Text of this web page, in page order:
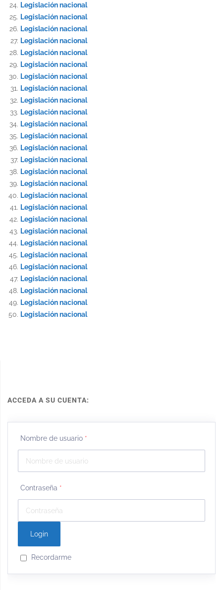
Legislación nacional
Legislación nacional
Legislación nacional
Legislación nacional
Legislación nacional
Legislación nacional
Legislación nacional
Legislación nacional
Legislación nacional
Legislación nacional
Legislación nacional
Legislación nacional
Legislación nacional
Legislación nacional
Legislación nacional
Legislación nacional
Legislación nacional
Legislación nacional
Legislación nacional
Legislación nacional
Legislación nacional
Legislación nacional
Legislación nacional
Legislación nacional
Legislación nacional
Legislación nacional
Legislación nacional
ACCEDA A SU CUENTA:
Nombre de usuario *
Contraseña *
Recordarme